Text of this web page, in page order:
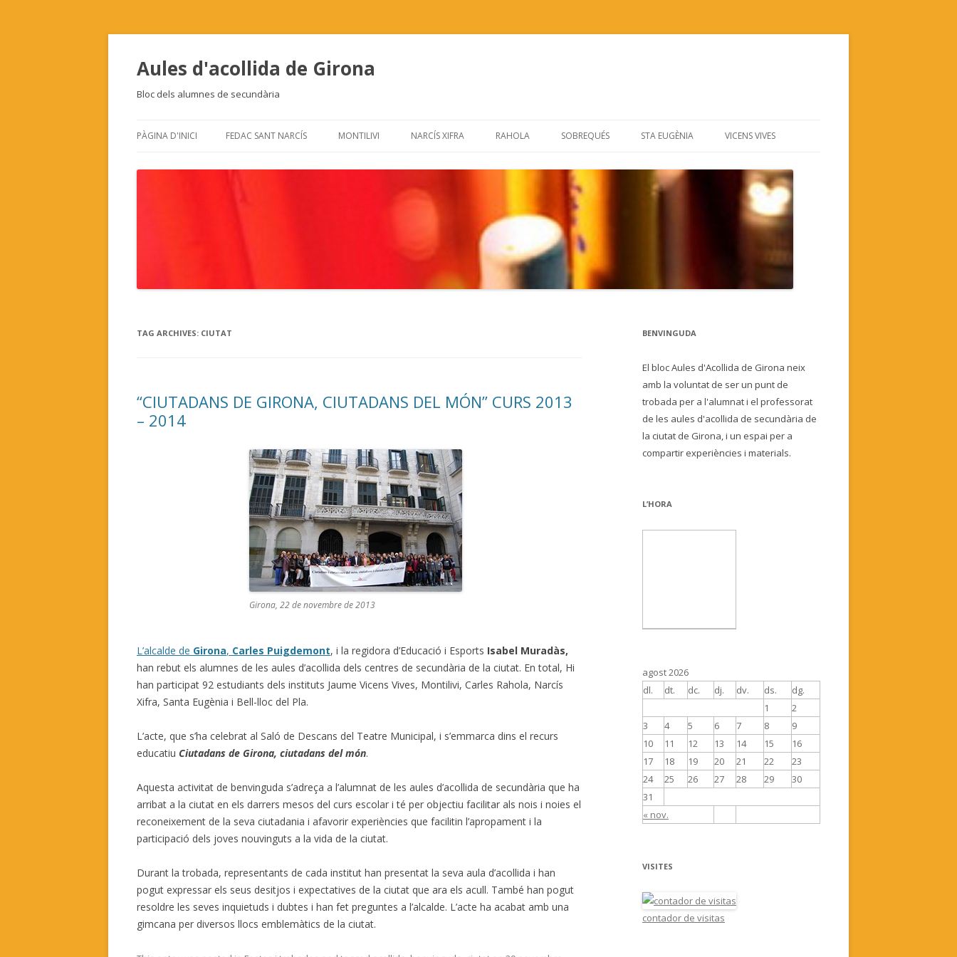
Aules d'acollida de Girona
Bloc dels alumnes de secundària
PÀGINA D'INICI FEDAC SANT NARCÍS MONTILIVI NARCÍS XIFRA RAHOLA SOBREQUÉS STA EUGÈNIA VICENS VIVES
TAG ARCHIVES: CIUTAT
“CIUTADANS DE GIRONA, CIUTADANS DEL MÓN” CURS 2013
– 2014
Girona, 22 de novembre de 2013
L’alcalde de Girona, Carles Puigdemont, i la regidora d’Educació i Esports Isabel Muradàs,
han rebut els alumnes de les aules d’acollida dels centres de secundària de la ciutat. En total, Hi
han participat 92 estudiants dels instituts Jaume Vicens Vives, Montilivi, Carles Rahola, Narcís
Xifra, Santa Eugènia i Bell-lloc del Pla.
L’acte, que s’ha celebrat al Saló de Descans del Teatre Municipal, i s’emmarca dins el recurs
educatiu Ciutadans de Girona, ciutadans del món.
Aquesta activitat de benvinguda s’adreça a l’alumnat de les aules d’acollida de secundària que ha
arribat a la ciutat en els darrers mesos del curs escolar i té per objectiu facilitar als nois i noies el
reconeixement de la seva ciutadania i afavorir experiències que facilitin l’apropament i la
participació dels joves nouvinguts a la vida de la ciutat.
Durant la trobada, representants de cada institut han presentat la seva aula d’acollida i han
pogut expressar els seus desitjos i expectatives de la ciutat que ara els acull. També han pogut
resoldre les seves inquietuds i dubtes i han fet preguntes a l’alcalde. L’acte ha acabat amb una
gimcana per diversos llocs emblemàtics de la ciutat.
BENVINGUDA
El bloc Aules d'Acollida de Girona neix
amb la voluntat de ser un punt de
trobada per a l'alumnat i el professorat
de les aules d'acollida de secundària de
la ciutat de Girona, i un espai per a
compartir experiències i materials.
L’HORA
agost 2026
dl.
dt. dc. dj. dv. ds. dg.
« nov.
1
2
3
4 5 6 7 8
9
10
11 12 13 14 15
16
17
18 19 20 21 22
23
24
25 26 27 28 29
30
31
VISITES
contador de visitas